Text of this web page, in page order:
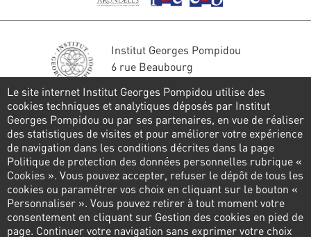
Institut Georges Pompidou
6 rue Beaubourg
Tél. : 01 44 78 41 22
Stay in touch
CONTACT FORM
Follow us
Le site internet Institut Georges Pompidou utilise des
cookies techniques et analytiques déposés par Institut
Georges Pompidou ou par ses partenaires, en vue de réaliser
des statistiques de visites et pour améliorer votre expérience
de navigation dans les conditions décrites dans la page
Politique de protection des données personnelles rubrique «
Cookies ». Vous pouvez accepter, refuser le dépôt de tous les
cookies ou paramétrer vos choix en cliquant sur le bouton «
Personnaliser ». Vous pouvez retirer à tout moment votre
consentement en cliquant sur Gestion des cookies en pied de
page. Continuer votre navigation sans exprimer votre choix